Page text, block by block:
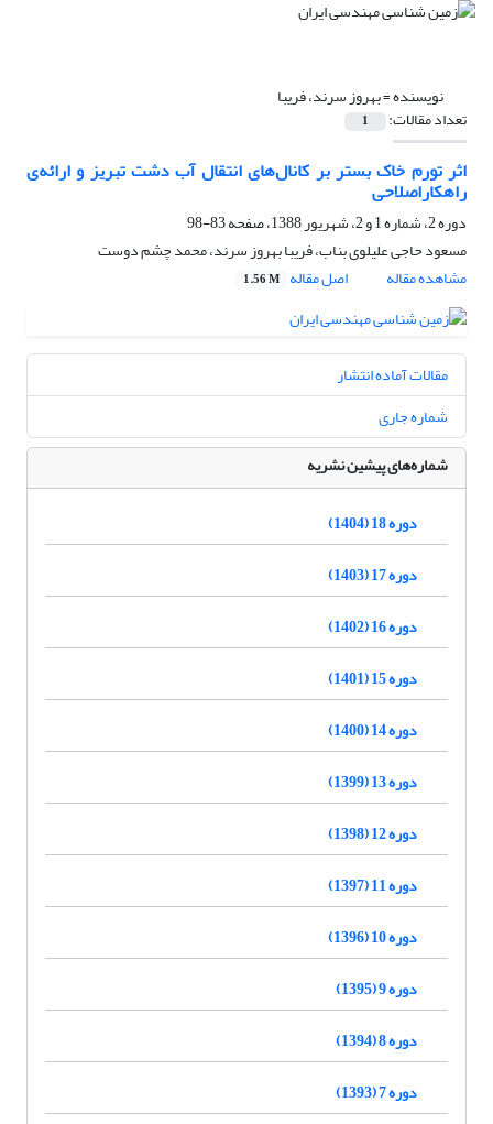
نویسنده =بهروز سرند، فریبا
تعداد مقالات: 1
اثر تورم خاک بستر بر کانال‌های انتقال آب دشت تبریز و ارائه‌ی
راهکاراصلاحی
دوره 2، شماره 1 و 2، شهریور 1388، صفحه
83-98
مسعود حاجی علیلوی بناب، فریبا بهروز سرند، محمد چشم دوست
مشاهده مقاله
اصل مقاله 1.56 M
مقالات آماده انتشار
شماره جاری
شماره‌های پیشین نشریه
دوره 18 (1404)
دوره 17 (1403)
دوره 16 (1402)
دوره 15 (1401)
دوره 14 (1400)
دوره 13 (1399)
دوره 12 (1398)
دوره 11 (1397)
دوره 10 (1396)
دوره 9 (1395)
دوره 8 (1394)
دوره 7 (1393)